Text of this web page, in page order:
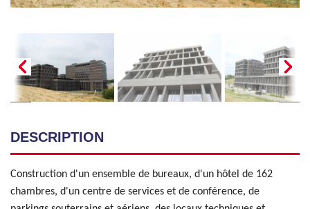
DESCRIPTION
Construction d'un ensemble de bureaux, d'un hôtel de 162
chambres, d'un centre de services et de conférence, de